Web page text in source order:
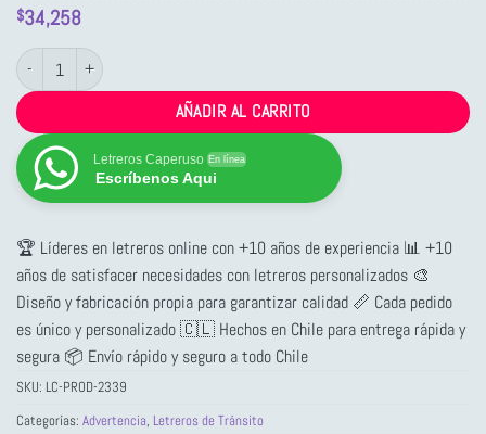
$34,258
Letrero de Tránsito de Advertencia: Angostamiento a la derecha cantidad
AÑADIR AL CARRITO
Letreros Caperuso En línea
Escríbenos Aqui
🏆 Líderes en letreros online con +10 años de experiencia 📊 +10
años de satisfacer necesidades con letreros personalizados 🎨
Diseño y fabricación propia para garantizar calidad 📏 Cada pedido
es único y personalizado 🇨🇱 Hechos en Chile para entrega rápida y
segura 📦 Envío rápido y seguro a todo Chile
SKU: LC-PROD-2339
Categorías: Advertencia, Letreros de Tránsito